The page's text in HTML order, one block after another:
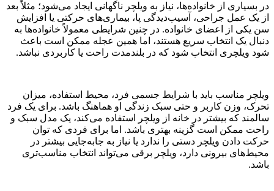
در بسیاری از خانواده‌ها، نیاز به ویلچر ناگهانی ایجاد می‌شود؛ مثلاً بعد
از یک عمل جراحی، آسیب‌دیدگی پا، بیماری‌های حرکتی یا افزایش
سن یکی از اعضای خانواده. در چنین شرایطی معمولاً خانواده‌ها به
دنبال یک انتخاب سریع هستند، اما همین عجله ممکن است باعث
شود ویلچری انتخاب شود که در بلندمدت راحت یا کاربردی نباشد.
ویلچر مناسب باید با شرایط جسمی فرد، محیط استفاده، میزان
تحرک، وزن کاربر و حتی سبک زندگی او هماهنگ باشد. برای یک فرد
سالمند که بیشتر در خانه از ویلچر استفاده می‌کند، یک مدل سبک و
راحت ممکن است گزینه بهتری باشد. اما برای فردی که توان
حرکت دادن ویلچر دستی را ندارد یا نیاز به جابه‌جایی بیشتر در
محیط‌های بیرونی دارد، ویلچر برقی می‌تواند انتخاب مناسب‌تری
باشد.